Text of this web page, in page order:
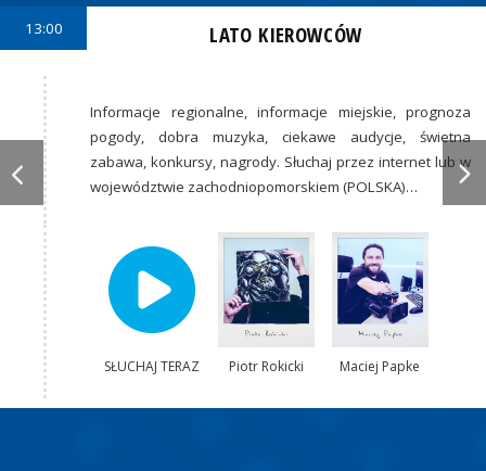
13:00 LATO KIEROWCÓW
Informacje regionalne, informacje miejskie, prognoza
pogody, dobra muzyka, ciekawe audycje, świetna
zabawa, konkursy, nagrody. Słuchaj przez internet lub w
województwie zachodniopomorskiem (POLSKA)…
SŁUCHAJ TERAZ Piotr Rokicki Maciej Papke